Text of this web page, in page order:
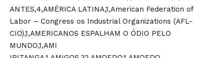
ANTES,4,AMÉRICA LATINA,1,American Federation of
Labor – Congress os Industrial Organizations (AFL-
CIO),1,AMERICANOS ESPALHAM O ÓDIO PELO
MUNDO,1,AMI